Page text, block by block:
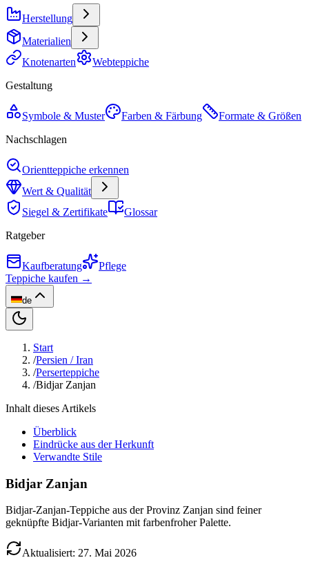
Herstellung
Materialien
Knotenarten
Webteppiche
Gestaltung
Symbole & Muster Farben & Färbung
Formate & Größen
Nachschlagen
Orientteppiche erkennen
Wert & Qualität
Siegel & Zertifikate
Glossar
Ratgeber
Kaufberatung
Pflege
Teppiche kaufen →
de
Start
/Persien / Iran
/Perserteppiche
/Bidjar Zanjan
Inhalt dieses Artikels
Überblick
Eindrücke aus der Herkunft
Verwandte Stile
Bidjar Zanjan
Bidjar-Zanjan-Teppiche aus der Provinz Zanjan sind feiner
geknüpfte Bidjar-Varianten mit farbenfroher Palette.
Aktualisiert: 27. Mai 2026